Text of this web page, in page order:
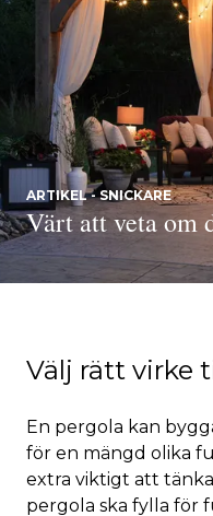
Välj rätt virke
En pergola kan
för en mängd olika
extra viktigt att
pergola ska fylla för
ARTIKEL - SNICKARE
Värt att veta om